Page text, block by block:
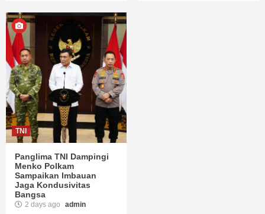
TNI
Panglima TNI Dampingi
Menko Polkam
Sampaikan Imbauan
Jaga Kondusivitas
Bangsa
2 days ago admin